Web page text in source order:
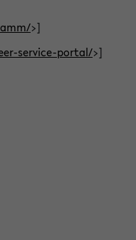
>]
service-portal/>]